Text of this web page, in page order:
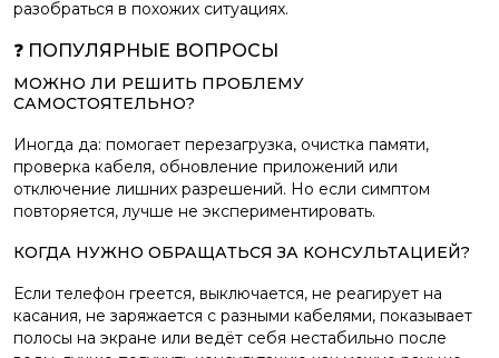
разобраться в похожих ситуациях.
❓ ПОПУЛЯРНЫЕ ВОПРОСЫ
МОЖНО ЛИ РЕШИТЬ ПРОБЛЕМУ
САМОСТОЯТЕЛЬНО?
Иногда да: помогает перезагрузка, очистка памяти,
проверка кабеля, обновление приложений или
отключение лишних разрешений. Но если симптом
повторяется, лучше не экспериментировать.
КОГДА НУЖНО ОБРАЩАТЬСЯ ЗА КОНСУЛЬТАЦИЕЙ?
Если телефон греется, выключается, не реагирует на
касания, не заряжается с разными кабелями, показывает
полосы на экране или ведёт себя нестабильно после